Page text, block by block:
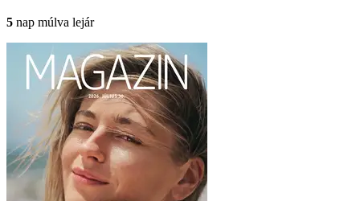
5 nap múlva lejár